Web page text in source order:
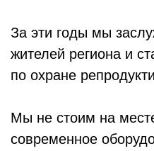
За эти годы мы
жителей региона и
по охране
Мы не стоим на
современное